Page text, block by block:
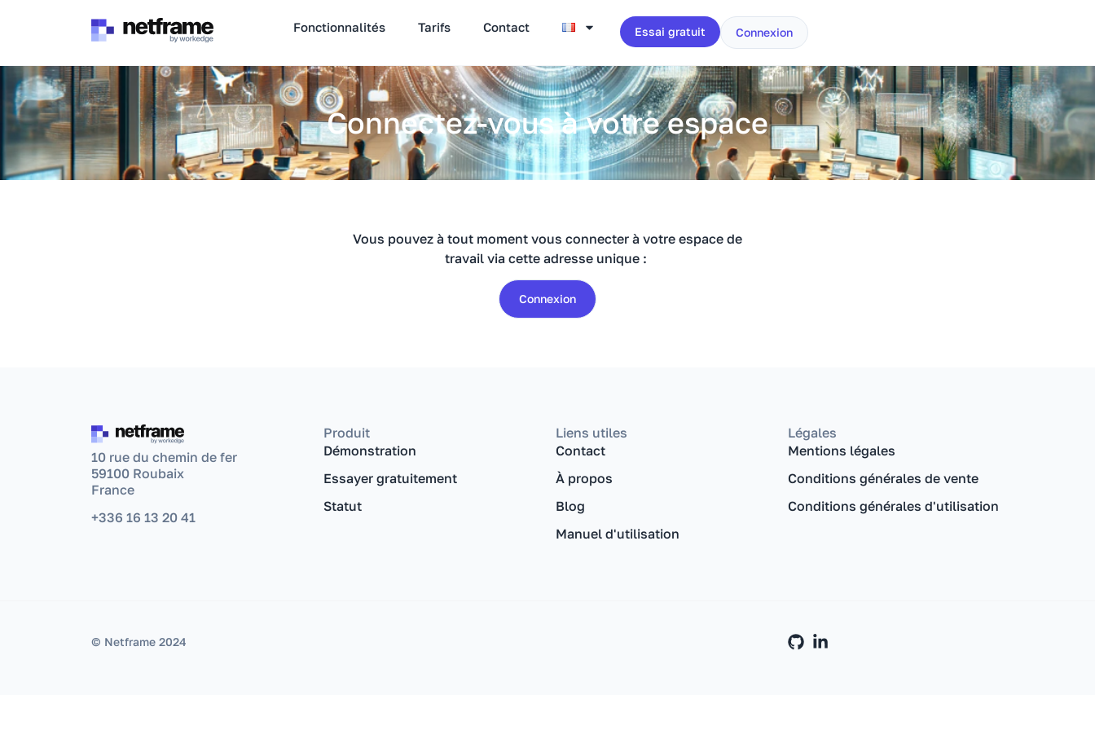
Fonctionnalités Tarifs Contact Essai gratuit Connexion
Connectez-vous à votre espace
Vous pouvez à tout moment vous connecter à votre espace de
travail via cette adresse unique :
Connexion
10 rue du chemin de fer
59100 Roubaix
France
+336 16 13 20 41
Produit
Démonstration
Essayer gratuitement
Statut
Liens utiles
Contact
À propos
Blog
Manuel d'utilisation
Légales
Mentions légales
Conditions générales de vente
Conditions générales d'utilisation
© Netframe 2024